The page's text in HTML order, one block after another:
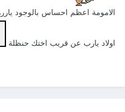
الامومة اعظم احساس بالوجود
اولاد يارب عن قريب اختك حنظلة